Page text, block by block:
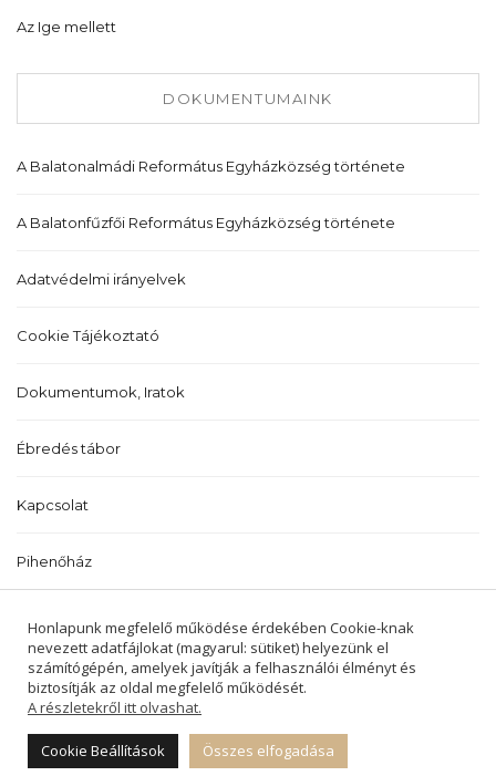
Az Ige mellett
DOKUMENTUMAINK
A Balatonalmádi Református Egyházközség története
A Balatonfűzfői Református Egyházközség története
Adatvédelmi irányelvek
Cookie Tájékoztató
Dokumentumok, Iratok
Ébredés tábor
Kapcsolat
Pihenőház
2022 © BALATONALMÁDI ÉS BALATONFŰZFŐI
REFORMÁTUS EGYHÁZKÖZSÉGEK -
MINDEN JOG FENNTARTVA.
Honlapunk megfelelő működése érdekében Cookie-knak
nevezett adatfájlokat (magyarul: sütiket) helyezünk el
számítógépén, amelyek javítják a felhasználói élményt és
biztosítják az oldal megfelelő működését.
A részletekről itt olvashat.
Cookie Beállítások Összes elfogadása